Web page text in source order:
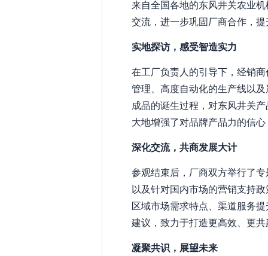
来自全国各地的东风井关农业
交流，进一步巩固厂商合作，
实地探访，感受智造实力
在工厂负责人的引导下，经销
管理、高度自动化的生产线以
成品的诞生过程，对东风井关
大地增强了对品牌产品力的信
深化交流，共商发展大计
参观结束后，厂商双方举行了
以及针对国内市场的营销支持
区域市场需求特点、渠道服务
建议，致力于打造更高效、更
凝聚共识，展望未来